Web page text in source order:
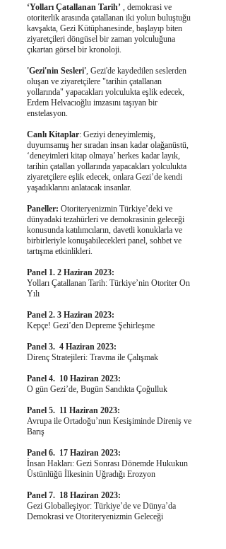
‘Yolları Çatallanan Tarih’ , demokrasi ve
otoriterlik arasında çatallanan iki yolun buluştuğu
kavşakta, Gezi Kütüphanesinde, başlayıp biten
ziyaretçileri döngüsel bir zaman yolculuğuna
çıkartan görsel bir kronoloji.
'Gezi'nin Sesleri', Gezi'de kaydedilen seslerden
oluşan ve ziyaretçilere "tarihin çatallanan
yollarında" yapacakları yolculukta eşlik edecek,
Erdem Helvacıoğlu imzasını taşıyan bir
enstelasyon.
Canlı Kitaplar: Geziyi deneyimlemiş,
duyumsamış her sıradan insan kadar olağanüstü,
‘deneyimleri kitap olmaya’ herkes kadar layık,
tarihin çatallan yollarında yapacakları yolculukta
ziyaretçilere eşlik edecek, onlara Gezi’de kendi
yaşadıklarını anlatacak insanlar.
Paneller: Otoriteryenizmin Türkiye’deki ve
dünyadaki tezahürleri ve demokrasinin geleceği
konusunda katılımcıların, davetli konuklarla ve
birbirleriyle konuşabilecekleri panel, sohbet ve
tartışma etkinlikleri.
Panel 1. 2 Haziran 2023:
Yolları Çatallanan Tarih: Türkiye’nin Otoriter On
Yılı
Panel 2. 3 Haziran 2023:
Kepçe! Gezi’den Depreme Şehirleşme
Panel 3. 4 Haziran 2023:
Direnç Stratejileri: Travma ile Çalışmak
Panel 4. 10 Haziran 2023:
O gün Gezi’de, Bugün Sandıkta Çoğulluk
Panel 5. 11 Haziran 2023:
Avrupa ile Ortadoğu’nun Kesişiminde Direniş ve
Barış
Panel 6. 17 Haziran 2023:
İnsan Hakları: Gezi Sonrası Dönemde Hukukun
Üstünlüğü İlkesinin Uğradığı Erozyon
Panel 7. 18 Haziran 2023:
Gezi Globalleşiyor: Türkiye’de ve Dünya’da
Demokrasi ve Otoriteryenizmin Geleceği